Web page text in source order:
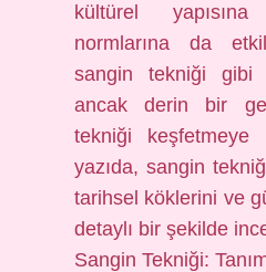
kültürel
normlarına da
sangin tekniği
ancak derin bir
tekniği
yazıda, sangin
tarihsel köklerini ve
detaylı bir şekilde
Sangin Tekniği: